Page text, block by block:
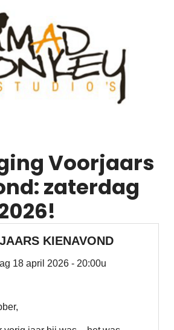
Voorjaars
zaterdag